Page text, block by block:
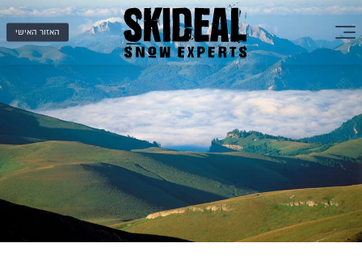
האזור האישי